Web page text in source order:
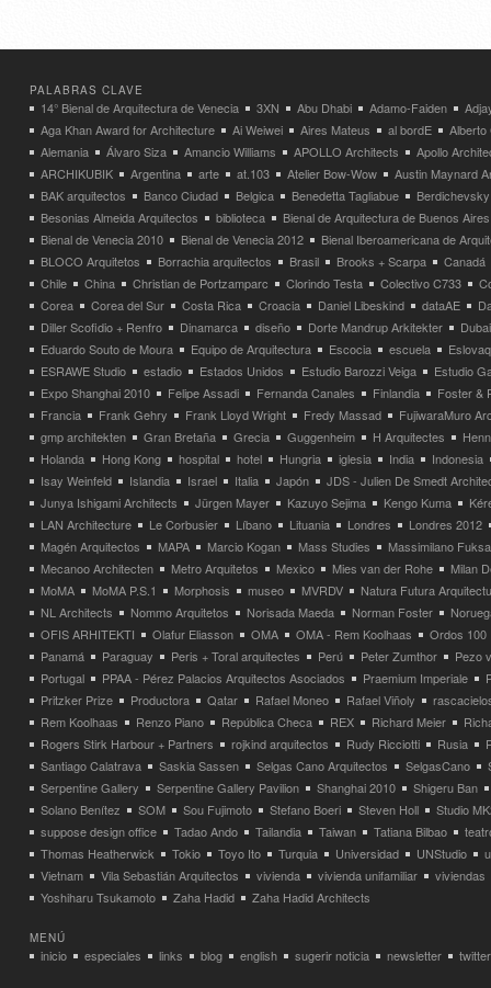
PALABRAS CLAVE
14° Bienal de Arquitectura de Venecia 3XN Abu Dhabi Adamo-Faiden
Aga Khan Award for Architecture
Ai Weiwei Aires Mateus al bordE
Alberto
Alemania
Álvaro Siza Amancio Williams APOLLO Architects
Apollo
ARCHIKUBIK
Argentina arte at.103 Atelier Bow-Wow
Austin Maynard
BAK arquitectos
Banco Ciudad Belgica Benedetta Tagliabue
Besonias Almeida Arquitectos
biblioteca
Bienal de Arquitectura de Buenos Aires
Bienal de Venecia 2010
Bienal de Venecia 2012
Bienal Iberoamericana de
BLOCO Arquitetos
Borrachia arquitectos Brasil Brooks + Scarpa
Canadá
Chile
China Christian de Portzamparc Clorindo Testa Colectivo C733
Corea
Corea del Sur Costa Rica Croacia Daniel Libeskind dataAE
Diller Scofidio + Renfro
Dinamarca diseño Dorte Mandrup Arkitekter
Dubai
Eduardo Souto de Moura
Equipo de Arquitectura Escocia escuela
ESRAWE Studio
estadio Estados Unidos Estudio Barozzi Veiga
Estudio
Expo Shanghai 2010
Felipe Assadi Fernanda Canales Finlandia
Foster &
Francia
Frank Gehry Frank Lloyd Wright Fredy Massad
FujiwaraMuro
gmp architekten
Gran Bretaña Grecia Guggenheim H Arquitectes
Holanda
Hong Kong hospital hotel Hungria iglesia India
Indonesia
Isay Weinfeld
Islandia Israel Italia Japón
JDS - Julien De Smedt
Junya Ishigami Architects
Jürgen Mayer Kazuyo Sejima Kengo Kuma
LAN Architecture
Le Corbusier Líbano Lituania Londres
Londres 2012
Magén Arquitectos
MAPA Marcio Kogan Mass Studies
Massimilano
Mecanoo Architecten
Metro Arquitetos Mexico Mies van der Rohe
Milan
MoMA
MoMA P.S.1 Morphosis museo MVRDV
Natura Futura
NL Architects
Nommo Arquitetos Norisada Maeda Norman Foster
OFIS ARHITEKTI
Olafur Eliasson OMA OMA - Rem Koolhaas
Ordos 100
Panamá
Paraguay Peris + Toral arquitectes Perú Peter Zumthor
Pezo
Portugal
PPAA - Pérez Palacios Arquitectos Asociados Praemium Imperiale
Pritzker Prize
Productora Qatar Rafael Moneo Rafael Viñoly
Rem Koolhaas
Renzo Piano República Checa REX Richard Meier
Rogers Stirk Harbour + Partners
rojkind arquitectos Rudy Ricciotti Rusia
Santiago Calatrava
Saskia Sassen Selgas Cano Arquitectos SelgasCano
Serpentine Gallery
Serpentine Gallery Pavilion Shanghai 2010
Shigeru Ban
Solano Benítez
SOM Sou Fujimoto Stefano Boeri Steven Holl
Studio
suppose design office
Tadao Ando Tailandia Taiwan Tatiana Bilbao
Thomas Heatherwick
Tokio Toyo Ito Turquia Universidad UNStudio
Vietnam
Vila Sebastián Arquitectos vivienda vivienda unifamiliar
viviendas
Yoshiharu Tsukamoto
Zaha Hadid Zaha Hadid Architects
MENÚ
inicio especiales links blog english sugerir noticia newsletter twitter